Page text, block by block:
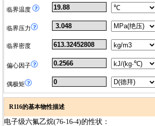
临界温度
临界压力
临界密度
偏心因子
偶极矩
R116的基本物性描述
电子级六氟乙烷(76-16-4)的性状：